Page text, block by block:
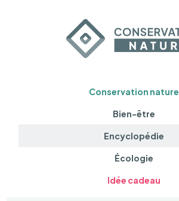
Conservation nature
Bien-être
Encyclopédie
Écologie
Idée cadeau